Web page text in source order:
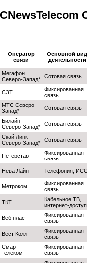
CNewsTelecom
Оператор
связи
Основной вид
деятельности
Мегафон
Северо-Запад*
Сотовая связь
СЗТ
Фиксированная
связь
МТС Северо-
Запад*
Сотовая связь
Билайн
Северо-Запад*
Сотовая связь
Скай Линк
Северо-Запад*
Сотовая связь
Петерстар
Фиксированная
связь
Нева Лайн Телефония, ИСС
Метроком
Фиксированная
связь
ТКТ
Кабельное ТВ,
интернет-доступ
Веб плас
Фиксированная
связь
Вест Колл
Фиксированная
связь
Смарт-
телеком
Фиксированная
связь